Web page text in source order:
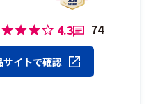
4.3 74
サイトで確認